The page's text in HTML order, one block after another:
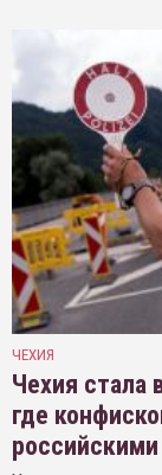
ЧЕХИЯ
Чехия стала
где